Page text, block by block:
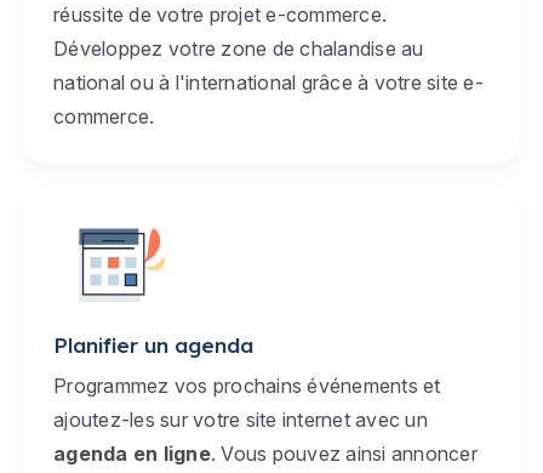
réussite de votre projet e-commerce.
Développez votre zone de chalandise au
national ou à l'international grâce à votre site e-
commerce.
Planifier un agenda
Programmez vos prochains événements et
ajoutez-les sur votre site internet avec un
agenda en ligne. Vous pouvez ainsi annoncer